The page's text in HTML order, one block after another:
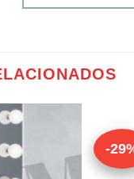
-